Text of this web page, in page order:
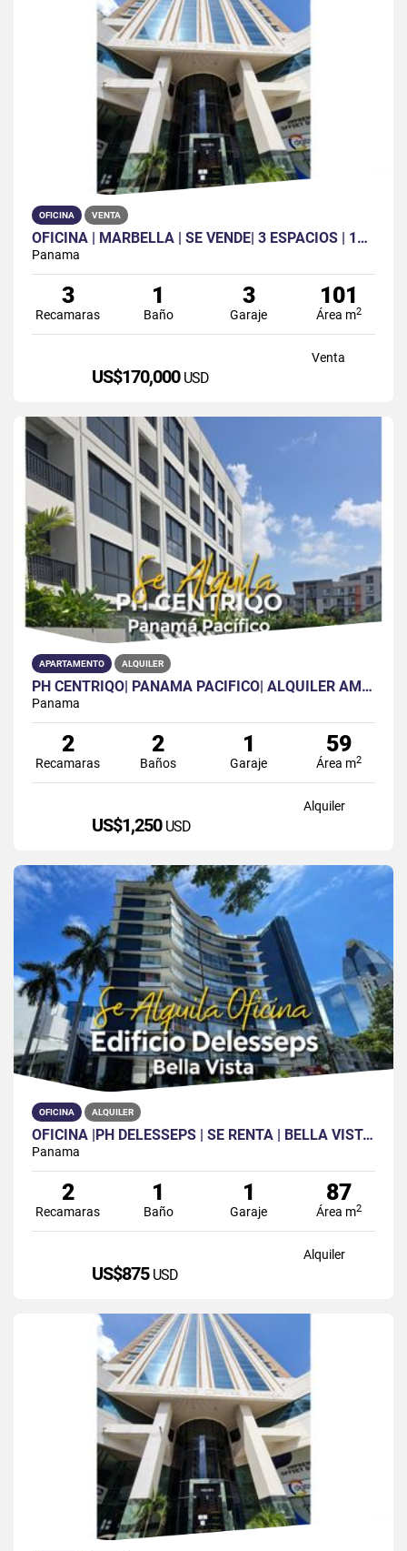
OFICINA VENTA
OFICINA | MARBELLA | SE VENDE| 3 ESPACIOS | 1B| 3 PARK | KITCHENETTE
Panama
3
Recamaras
1
Baño
3
Garaje
101
Área m2
Venta
US$170,000 USD
APARTAMENTO ALQUILER
PH CENTRIQO| PANAMA PACIFICO| ALQUILER AMOBLADO| 2REC| 2 BAÑ | 1 PARK
Panama
2
Recamaras
2
Baños
1
Garaje
59
Área m2
Alquiler
US$1,250 USD
OFICINA ALQUILER
OFICINA |PH DELESSEPS | SE RENTA | BELLA VISTA | 87M2 | 2 AREAS |1PARK
Panama
2
Recamaras
1
Baño
1
Garaje
87
Área m2
Alquiler
US$875 USD